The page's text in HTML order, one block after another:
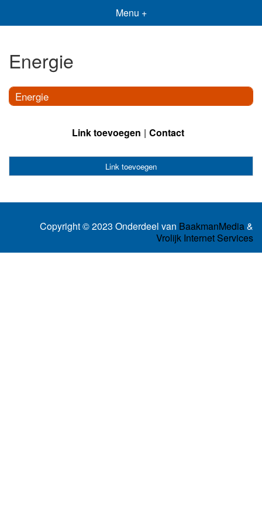
Menu +
Energie
Energie
Link toevoegen Contact
Link toevoegen
Copyright © 2023 Onderdeel van BaakmanMedia&
Vrolijk Internet Services